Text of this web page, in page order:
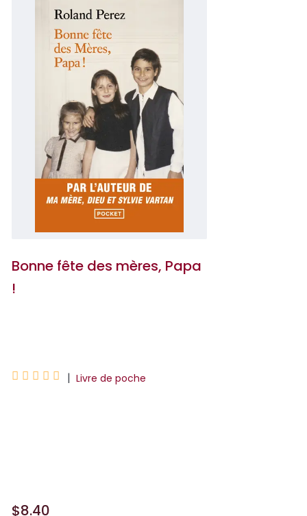
Bonne fête des mères, Papa
!
     | Livre de poche
$8.40